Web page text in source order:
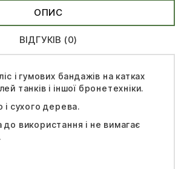
ОПИС
ВІДГУКІВ (0)
і гумових бандажів на катках
танків і іншої бронетехніки.
і сухого дерева.
використання і не вимагає